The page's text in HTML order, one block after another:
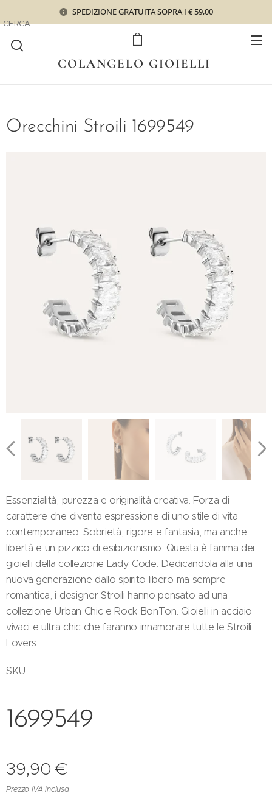
SPEDIZIONE GRATUITA SOPRA I € 59,00
COLANGELO GIOIELLI
CERCA
Orecchini Stroili 1699549
Essenzialità, purezza e originalità creativa. Forza di
carattere che diventa espressione di uno stile di vita
contemporaneo. Sobrietà, rigore e fantasia, ma anche
libertà e un pizzico di esibizionismo. Questa è l'anima dei
gioielli della collezione Lady Code. Dedicandola alla una
nuova generazione dallo spirito libero ma sempre
romantica, i designer Stroili hanno pensato ad una
collezione Urban Chic e Rock BonTon. Gioielli in acciaio
vivaci e ultra chic che faranno innamorare tutte le Stroili
Lovers.
SKU:
1699549
39,90 €
Prezzo IVA inclusa